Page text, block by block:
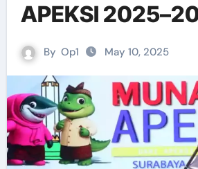
APEKSI
By Op1 May 10, 2025